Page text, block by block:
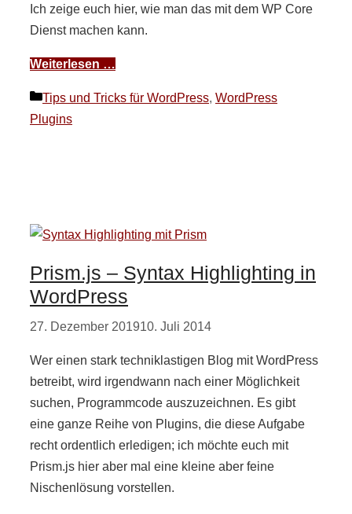
Ich zeige euch hier, wie man das mit dem WP Core
Dienst machen kann.
Weiterlesen …
Kategorien
Tips und Tricks für WordPress, WordPress
Plugins
Prism.js – Syntax Highlighting in
WordPress
27. Dezember 201910. Juli 2014
Wer einen stark techniklastigen Blog mit WordPress
betreibt, wird irgendwann nach einer Möglichkeit
suchen, Programmcode auszuzeichnen. Es gibt
eine ganze Reihe von Plugins, die diese Aufgabe
recht ordentlich erledigen; ich möchte euch mit
Prism.js hier aber mal eine kleine aber feine
Nischenlösung vorstellen.